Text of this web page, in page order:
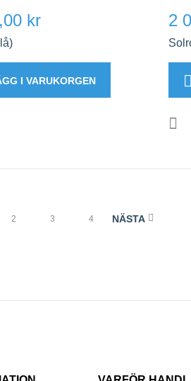
kr
I VARUKORGEN
2
2 3 4 NÄSTA